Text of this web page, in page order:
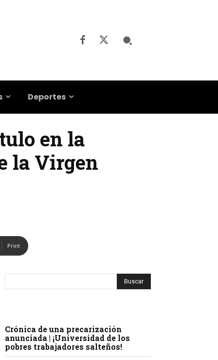
Deportes
en la
la Virgen
Print
Crónica de una precarización
anunciada | ¡Universidad de los
pobres trabajadores salteños!